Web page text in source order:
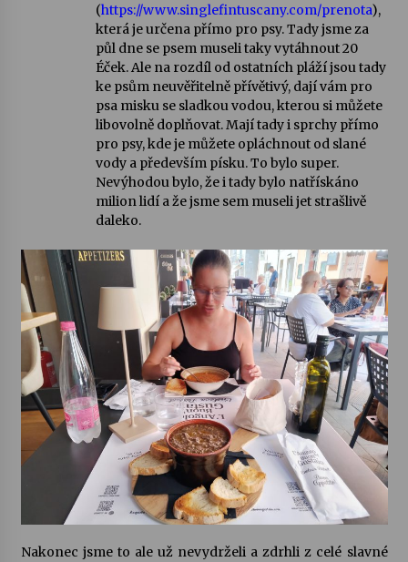
(https://www.singlefintuscany.com/prenota),
která je určena přímo pro psy. Tady jsme za
půl dne se psem museli taky vytáhnout 20
Éček. Ale na rozdíl od ostatních pláží jsou tady
ke psům neuvěřitelně přívětivý, dají vám pro
psa misku se sladkou vodou, kterou si můžete
libovolně doplňovat. Mají tady i sprchy přímo
pro psy, kde je můžete opláchnout od slané
vody a především písku. To bylo super.
Nevýhodou bylo, že i tady bylo natřískáno
milion lidí a že jsme sem museli jet strašlivě
daleko.
Nakonec jsme to ale už nevydrželi a zdrhli z celé slavné